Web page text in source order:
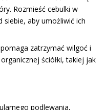
Rozmieść cebulki w
siebie, aby umożliwić ich
pomaga zatrzymać wilgoć i
ściółki, takiej jak
podlewania,